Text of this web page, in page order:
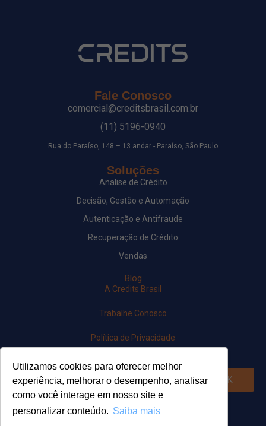
Utilizamos cookies para oferecer melhor
experiência, melhorar o desempenho, analisar
como você interage em nosso site e
personalizar conteúdo. Saiba mais
Fale Conosco
comercial@creditsbrasil.com.br
(11) 5196-0940
Rua do Paraíso, 148 – 13 andar - Paraíso, São Paulo
Soluções
Analise de Crédito
Decisão, Gestão e Automação
Autenticação e Antifraude
Recuperação de Crédito
Vendas
Blog
A Credits Brasil
Trabalhe Conosco
Política de Privacidade
Newsletter
OK
Siga-nos em nossas redes